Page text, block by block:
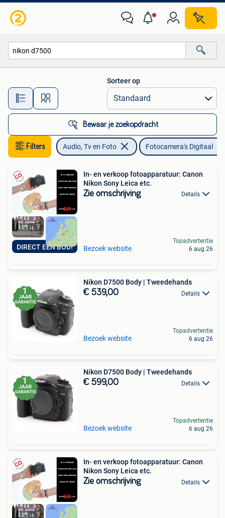
Alle afstanden…
Sorteer op
Bewaar je zoekopdracht
Filters Audio, Tv en Foto Fotocamera's Digitaal
DIRECT EEN BOD!
In- en verkoop fotoapparatuur: Canon
Nikon Sony Leica etc.
Zie omschrijving Details
Bezoek website
Topadvertentie
6 aug 26
Nikon D7500 Body | Tweedehands
€ 539,00 Details
Bezoek website
Topadvertentie
6 aug 26
Nikon D7500 Body | Tweedehands
€ 599,00 Details
Bezoek website
Topadvertentie
6 aug 26
In- en verkoop fotoapparatuur: Canon
Nikon Sony Leica etc.
Zie omschrijving Details